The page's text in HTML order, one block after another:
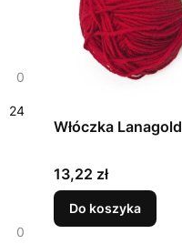
0
24
0
Włóczka
Cena
13,22 zł
Do koszyka